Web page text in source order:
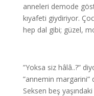
anneleri demode
kıyafeti giydiriyor.
hep dal gibi; güzel,
”Yoksa siz hâlâ..?”
”annemin
Seksen beş